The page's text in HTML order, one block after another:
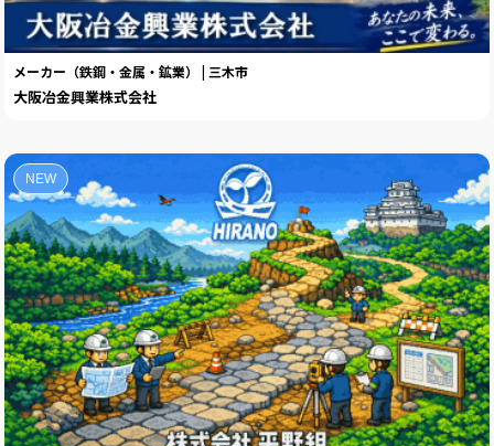
メーカー（鉄鋼・金属・鉱業） | 三木市
大阪冶金興業株式会社
NEW